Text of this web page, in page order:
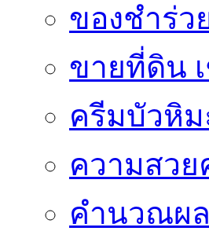
ของชำร่ว
ขายที่ดิน
ครีมบัวหิม
ความสวย
คำนวณผ